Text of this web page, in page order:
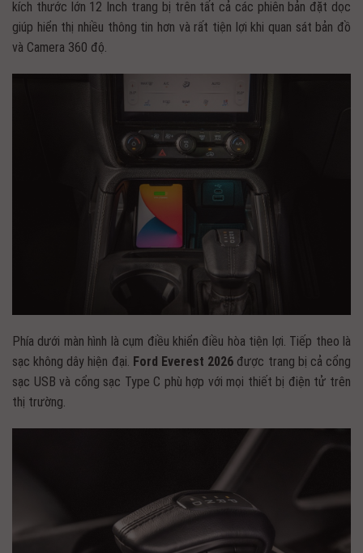
kích thước lớn 12 Inch trang bị trên tất cả các phiên bản đặt dọc
giúp hiển thị nhiều thông tin hơn và rất tiện lợi khi quan sát bản đồ
và Camera 360 độ.
Phía dưới màn hình là cụm điều khiển điều hòa tiện lợi. Tiếp theo là
sạc không dây hiện đại. Ford Everest 2026 được trang bị cả cổng
sạc USB và cổng sạc Type C phù hợp với mọi thiết bị điện tử trên
thị trường.